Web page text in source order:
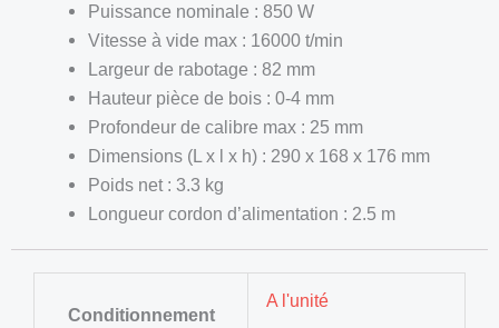
Puissance nominale : 850 W
Vitesse à vide max : 16000 t/min
Largeur de rabotage : 82 mm
Hauteur pièce de bois : 0-4 mm
Profondeur de calibre max : 25 mm
Dimensions (L x l x h) : 290 x 168 x 176 mm
Poids net : 3.3 kg
Longueur cordon d’alimentation : 2.5 m
Conditionnement
A l'unité